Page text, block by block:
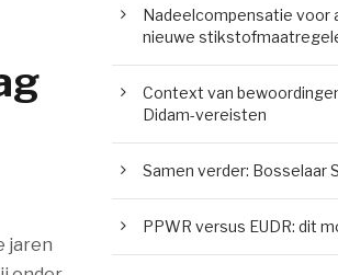
jaren
Nadeelcompensatie voor
nieuwe
Context van
Didam-vereisten
Samen verder: Bosselaar
PPWR versus EUDR: dit